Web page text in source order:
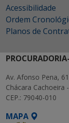
Acessibilidade
Ordem
Planos de
Av. Afonso Pena,
Chácara Cachoeira
CEP.: 79040-010
MAPA